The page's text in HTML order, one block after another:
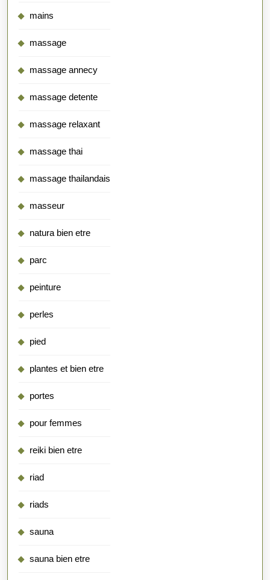
mains
massage
massage annecy
massage detente
massage relaxant
massage thai
massage thailandais
masseur
natura bien etre
parc
peinture
perles
pied
plantes et bien etre
portes
pour femmes
reiki bien etre
riad
riads
sauna
sauna bien etre